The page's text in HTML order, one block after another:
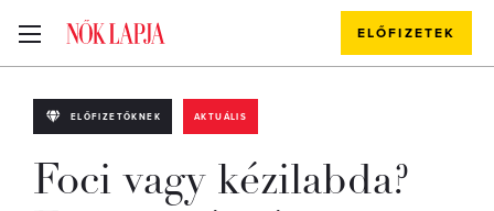
ELŐFIZETEK
ELŐFIZETŐKNEK AKTUÁLIS
Foci vagy kézilabda?